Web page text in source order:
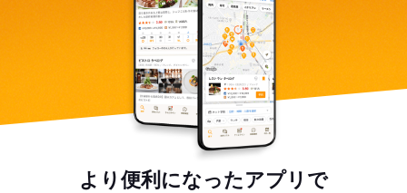
より便利になったアプリで